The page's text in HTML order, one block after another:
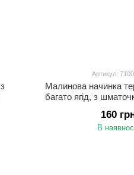
Артикул:
Малинова начинка
багато ягід, з
160
В